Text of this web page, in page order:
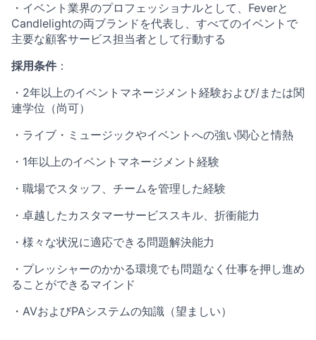
・イベント業界のプロフェッショナルとして、Feverと
Candlelightの両ブランドを代表し、すべてのイベントで
主要な顧客サービス担当者として行動する
採用条件：
・2年以上のイベントマネージメント経験および/または関
連学位（尚可）
・ライブ・ミュージックやイベントへの強い関心と情熱
・1年以上のイベントマネージメント経験
・職場でスタッフ、チームを管理した経験
・卓越したカスタマーサービススキル、折衝能力
・様々な状況に適応できる問題解決能力
・プレッシャーのかかる環境でも問題なく仕事を押し進め
ることができるマインド
・AVおよびPAシステムの知識（望ましい）